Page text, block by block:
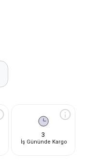
3
İş Gününde Kargo